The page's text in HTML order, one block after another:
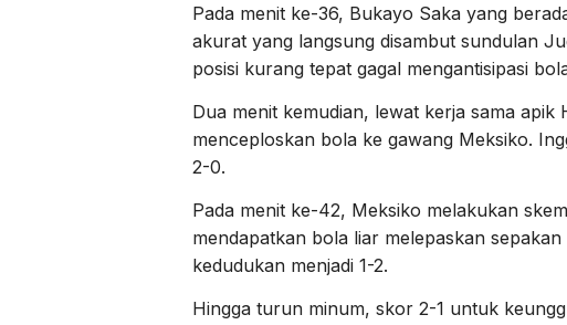
Pada menit ke-36, Bukayo Saka yang
akurat yang langsung disambut sundulan
posisi kurang tepat gagal mengantisipasi
Dua menit kemudian, lewat kerja sama
menceploskan bola ke gawang Meksiko.
2-0.
Pada menit ke-42, Meksiko melakukan
mendapatkan bola liar melepaskan
kedudukan menjadi 1-2.
Hingga turun minum, skor 2-1 untuk